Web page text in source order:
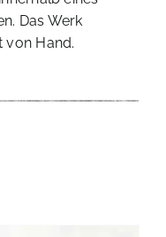
Das Werk
von Hand.